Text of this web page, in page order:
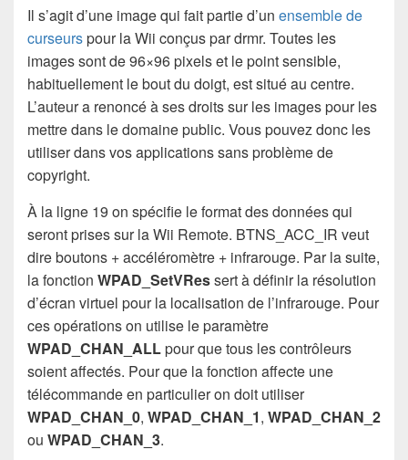
Il s’agit d’une image qui fait partie d’un ensemble de
curseurspour la Wii conçus par drmr. Toutes les
images sont de 96×96 pixels et le point sensible,
habituellement le bout du doigt, est situé au centre.
L’auteur a renoncé à ses droits sur les images pour les
mettre dans le domaine public. Vous pouvez donc les
utiliser dans vos applications sans problème de
copyright.
À la ligne 19 on spécifie le format des données qui
seront prises sur la Wii Remote. BTNS_ACC_IR veut
dire boutons + accéléromètre + infrarouge. Par la suite,
la fonction WPAD_SetVRessert à définir la résolution
d’écran virtuel pour la localisation de l’infrarouge. Pour
ces opérations on utilise le paramètre
WPAD_CHAN_ALLpour que tous les contrôleurs
soient affectés. Pour que la fonction affecte une
télécommande en particulier on doit utiliser
WPAD_CHAN_0, WPAD_CHAN_1, WPAD_CHAN_2
ou WPAD_CHAN_3.